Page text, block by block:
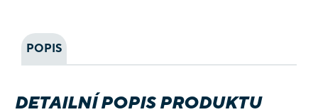
POPIS
DETAILNÍ POPIS PRODUKTU